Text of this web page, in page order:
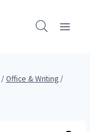
/Office & Writing /